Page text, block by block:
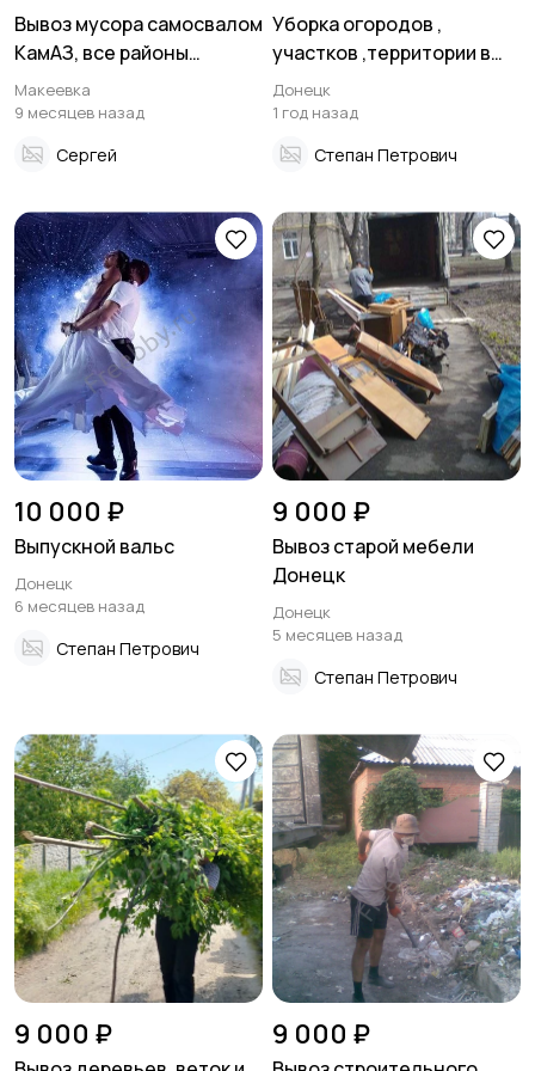
Вывоз мусора самосвалом
КамАЗ, все районы
Макеевки
Макеевка
9 месяцев назад
Сергей
Уборка огородов ,
участков ,территории в
Донецке
Донецк
1 год назад
Степан Петрович
10 000 ₽
Выпускной вальс
Донецк
6 месяцев назад
Степан Петрович
9 000 ₽
Вывоз старой мебели
Донецк
Донецк
5 месяцев назад
Степан Петрович
9 000 ₽ 9 000 ₽